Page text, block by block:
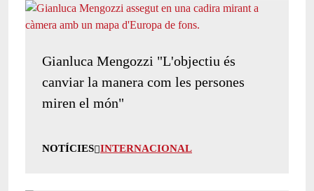
Gianluca Mengozzi "L'objectiu és
canviar la manera com les persones
miren el món"
NOTÍCIES INTERNACIONAL